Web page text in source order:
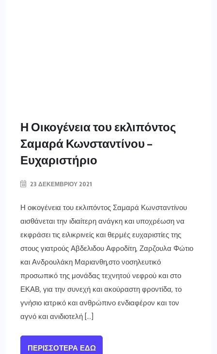
Η Οικογένεια του εκλιπόντος
Σαμαρά Κωνσταντίνου –
Ευχαριστήριο
23 ΔΕΚΕΜΒΡΊΟΥ 2021
Η οικογένεια του εκλιπόντος Σαμαρά Κωνσταντίνου
αισθάνεται την ιδιαίτερη ανάγκη και υποχρέωση να
εκφράσει τις ειλικρινείς και θερμές ευχαριστίες της
στους γιατρούς Αβδελιδου Αφροδίτη, Ζαρζουλα Φώτιο
και Ανδρουλάκη Μαριανθη,στο νοσηλευτικό
προσωπικό της μονάδας τεχνητού νεφρού και στο
ΕΚΑΒ, για την συνεχή και ακούραστη φροντίδα, το
γνήσιο ιατρικό και ανθρώπινο ενδιαφέρον και τον
αγνό και ανιδιοτελή […]
ΠΕΡΙΣΣΌΤΕΡΑ ΕΔΏ